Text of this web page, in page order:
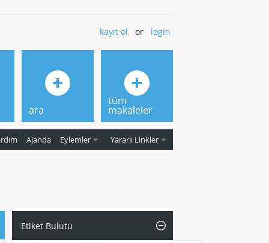
kayıt ol or login
Ajanda Eylemler Yararlı Linkler
ara
tüm
makaleler
Etiket Bulutu